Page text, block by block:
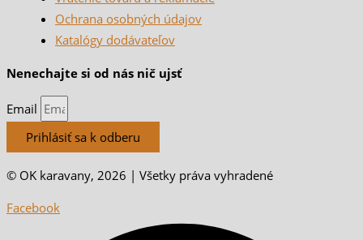
Ochrana osobných údajov
Katalógy dodávateľov
Nenechajte si od nás nič ujsť
Email
Prihlásiť sa k odberu
© OK karavany, 2026 | Všetky práva vyhradené
Facebook